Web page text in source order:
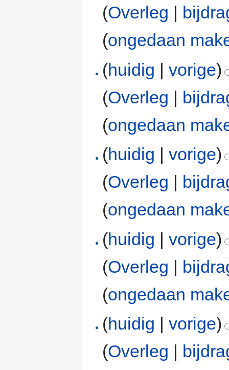
(Overleg
(ongedaan
(huidig |vorige)
(Overleg |
(ongedaan
(huidig |vorige)
(Overleg |
(ongedaan
(huidig |vorige)
(Overleg |
(ongedaan
(huidig |vorige)
(Overleg |